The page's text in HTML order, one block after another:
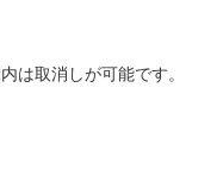
は取消しが可能です。